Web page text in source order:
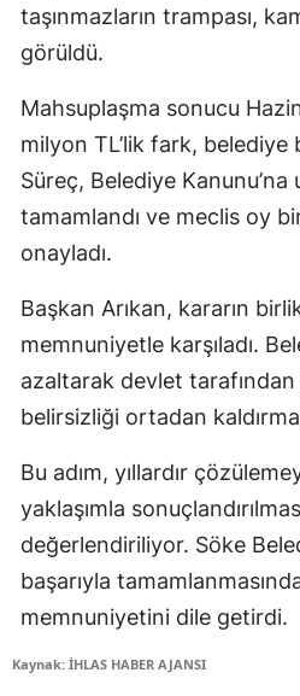
taşınmazların trampası,
görüldü.
Mahsuplaşma sonucu
milyon TL’lik fark,
Süreç, Belediye
tamamlandı ve meclis oy
onayladı.
Başkan Arıkan, kararın
memnuniyetle karşıladı.
azaltarak devlet
belirsizliği ortadan
Bu adım, yıllardır
yaklaşımla
değerlendiriliyor. Söke
başarıyla
memnuniyetini dile getirdi.
Kaynak: İHLAS HABER AJANSI